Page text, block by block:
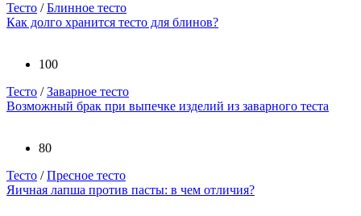
Тесто /Блинное тесто
Как долго хранится тесто для блинов?
100
Тесто /Заварное тесто
Возможный брак при выпечке изделий из заварного теста
80
Тесто /Пресное тесто
Яичная лапша против пасты: в чем отличия?